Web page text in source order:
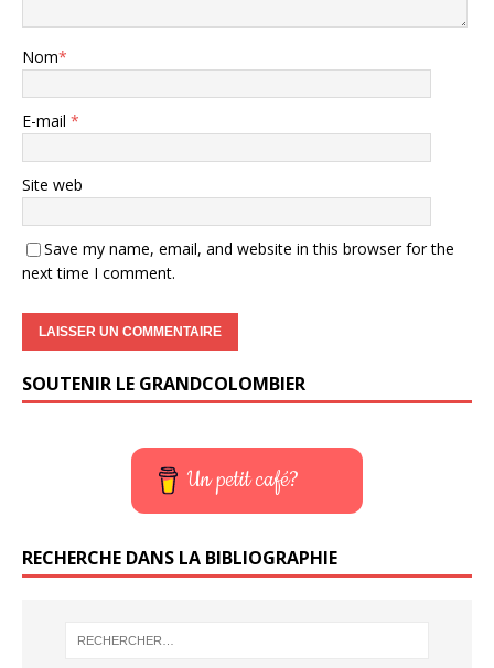
Nom*
E-mail *
Site web
Save my name, email, and website in this browser for the
next time I comment.
SOUTENIR LE GRANDCOLOMBIER
Un petit café?
RECHERCHE DANS LA BIBLIOGRAPHIE